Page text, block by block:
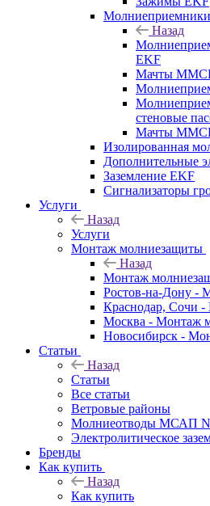
Назад
EKF
Мачты
стеновые
Мачты
Изолированная
Дополнительные
Заземление EKF
Сигнализаторы
Услуги
Назад
Услуги
Монтаж молниезащиты
Назад
Монтаж
Ростов-на-Дону -
Краснодар, Сочи
Москва - Монтаж
Новосибирск -
Статьи
Назад
Статьи
Все статьи
Ветровые районы
Молниеотводы МСАП
Электролитическое
Бренды
Как купить
Назад
Как купить